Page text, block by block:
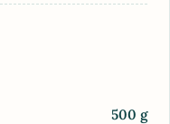
500 g